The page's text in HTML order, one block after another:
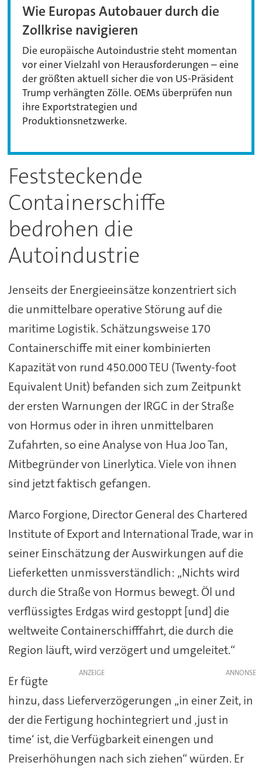
Wie Europas Autobauer durch die
Zollkrise navigieren
Die europäische Autoindustrie steht momentan
vor einer Vielzahl von Herausforderungen – eine
der größten aktuell sicher die von US-Präsident
Trump verhängten Zölle. OEMs überprüfen nun
ihre Exportstrategien und
Produktionsnetzwerke.
Feststeckende
Containerschiffe
bedrohen die
Autoindustrie
Jenseits der Energieeinsätze konzentriert sich
die unmittelbare operative Störung auf die
maritime Logistik. Schätzungsweise 170
Containerschiffe mit einer kombinierten
Kapazität von rund 450.000 TEU (Twenty-foot
Equivalent Unit) befanden sich zum Zeitpunkt
der ersten Warnungen der IRGC in der Straße
von Hormus oder in ihren unmittelbaren
Zufahrten, so eine Analyse von Hua Joo Tan,
Mitbegründer von Linerlytica. Viele von ihnen
sind jetzt faktisch gefangen.
Marco Forgione, Director General des Chartered
Institute of Export and International Trade, war in
seiner Einschätzung der Auswirkungen auf die
Lieferketten unmissverständlich: „Nichts wird
durch die Straße von Hormus bewegt. Öl und
verflüssigtes Erdgas wird gestoppt [und] die
weltweite Containerschifffahrt, die durch die
Region läuft, wird verzögert und umgeleitet.“
ANZEIGE
Er fügte
hinzu, dass Lieferverzögerungen „in einer Zeit, in
der die Fertigung hochintegriert und ‚just in
time‘ ist, die Verfügbarkeit einengen und
Preiserhöhungen nach sich ziehen“ würden. Er